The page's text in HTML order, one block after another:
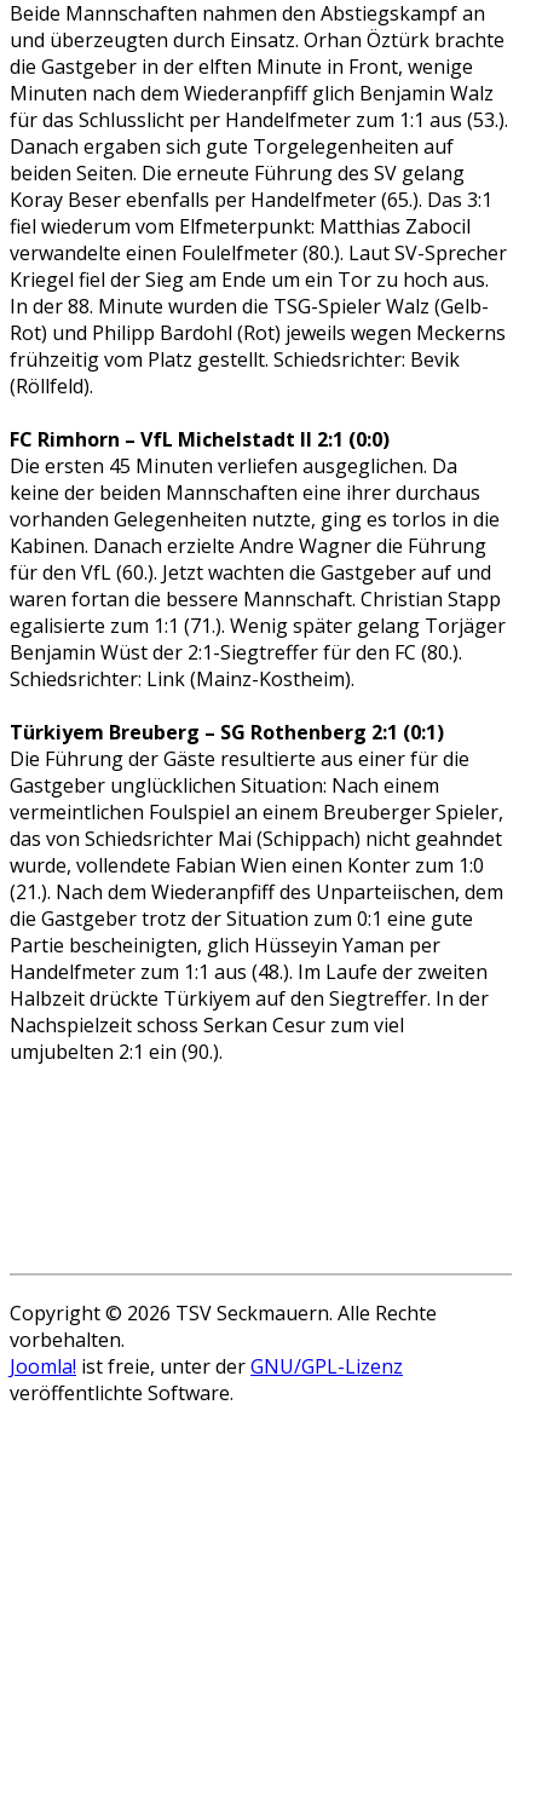
Beide Mannschaften nahmen den Abstiegskampf an
und überzeugten durch Einsatz. Orhan Öztürk brachte
die Gastgeber in der elften Minute in Front, wenige
Minuten nach dem Wiederanpfiff glich Benjamin Walz
für das Schlusslicht per Handelfmeter zum 1:1 aus (53.).
Danach ergaben sich gute Torgelegenheiten auf
beiden Seiten. Die erneute Führung des SV gelang
Koray Beser ebenfalls per Handelfmeter (65.). Das 3:1
fiel wiederum vom Elfmeterpunkt: Matthias Zabocil
verwandelte einen Foulelfmeter (80.). Laut SV-Sprecher
Kriegel fiel der Sieg am Ende um ein Tor zu hoch aus.
In der 88. Minute wurden die TSG-Spieler Walz (Gelb-
Rot) und Philipp Bardohl (Rot) jeweils wegen Meckerns
frühzeitig vom Platz gestellt. Schiedsrichter: Bevik
(Röllfeld).
FC Rimhorn – VfL Michelstadt II 2:1 (0:0)
Die ersten 45 Minuten verliefen ausgeglichen. Da
keine der beiden Mannschaften eine ihrer durchaus
vorhanden Gelegenheiten nutzte, ging es torlos in die
Kabinen. Danach erzielte Andre Wagner die Führung
für den VfL (60.). Jetzt wachten die Gastgeber auf und
waren fortan die bessere Mannschaft. Christian Stapp
egalisierte zum 1:1 (71.). Wenig später gelang Torjäger
Benjamin Wüst der 2:1-Siegtreffer für den FC (80.).
Schiedsrichter: Link (Mainz-Kostheim).
Türkiyem Breuberg – SG Rothenberg 2:1 (0:1)
Die Führung der Gäste resultierte aus einer für die
Gastgeber unglücklichen Situation: Nach einem
vermeintlichen Foulspiel an einem Breuberger Spieler,
das von Schiedsrichter Mai (Schippach) nicht geahndet
wurde, vollendete Fabian Wien einen Konter zum 1:0
(21.). Nach dem Wiederanpfiff des Unparteiischen, dem
die Gastgeber trotz der Situation zum 0:1 eine gute
Partie bescheinigten, glich Hüsseyin Yaman per
Handelfmeter zum 1:1 aus (48.). Im Laufe der zweiten
Halbzeit drückte Türkiyem auf den Siegtreffer. In der
Nachspielzeit schoss Serkan Cesur zum viel
umjubelten 2:1 ein (90.).
Copyright © 2026 TSV Seckmauern. Alle Rechte
vorbehalten.
Joomla! ist freie, unter derGNU/GPL-Lizenz
veröffentlichte Software.